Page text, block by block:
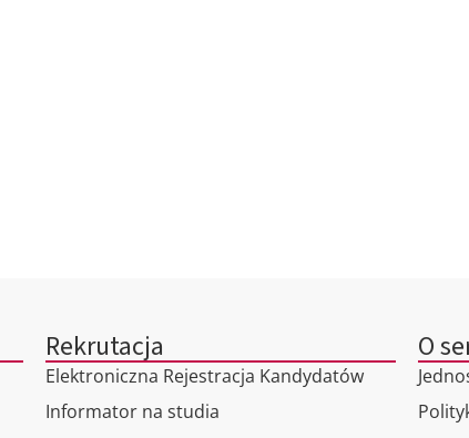
Rekrutacja
Elektroniczna Rejestracja Kandydatów
Informator na studia
O